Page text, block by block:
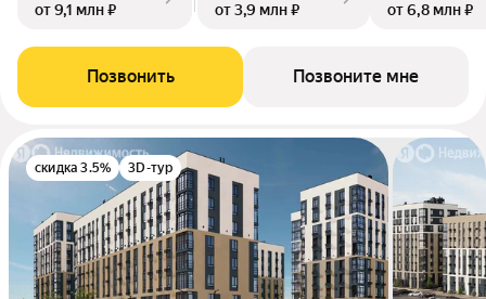
от 9,1 млн ₽
от 3,9 млн ₽
от 6,8 млн ₽
Позвонить Позвоните мне
скидка 3.5% 3D-тур